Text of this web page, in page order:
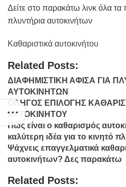
Δείτε στο παρακάτω λινκ όλα τα
πλυντήρια αυτοκινήτων
Καθαριστικά αυτοκινήτου
Related Posts:
ΔΙΑΦΗΜΙΣΤΙΚΗ ΑΦΙΣΑ ΓΙΑ
ΑΥΤΟΚΙΝΗΤΩΝ
ΟΔΗΓΟΣ ΕΠΙΛΟΓΗΣ
ΑΥΤΟΚΙΝΗΤΟΥ
Πώς είναι ο καθαρισμός
καλύτερη ιδέα για το κινητό
Ψάχνεις επαγγελματικά
αυτοκινήτων? Δες παρακάτω
Related Posts: